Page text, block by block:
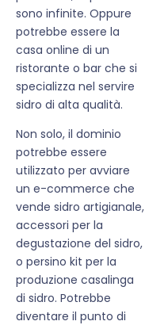
sono infinite. Oppure
potrebbe essere la
casa online di un
ristorante o bar che si
specializza nel servire
sidro di alta qualità.
Non solo, il dominio
potrebbe essere
utilizzato per avviare
un e-commerce che
vende sidro artigianale,
accessori per la
degustazione del sidro,
o persino kit per la
produzione casalinga
di sidro. Potrebbe
diventare il punto di